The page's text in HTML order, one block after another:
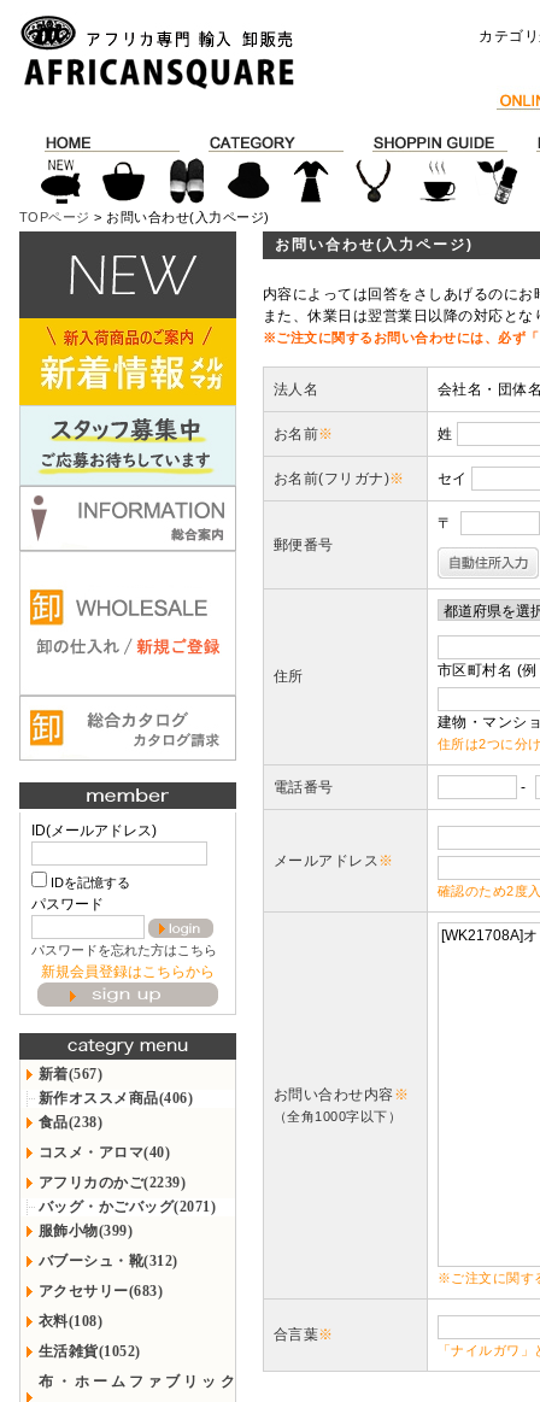
カテゴ
TOPページ > お問い合わせ(入力ページ)
ID(メールアドレス)
IDを記憶する
パスワード
パスワードを忘れた方はこちら
新規会員登録はこちらから
新着(567)
新作オススメ商品(406)
食品(238)
コスメ・アロマ(40)
アフリカのかご(2239)
バッグ・かごバッグ(2071)
服飾小物(399)
バブーシュ・靴(312)
アクセサリー(683)
衣料(108)
生活雑貨(1052)
布・ホームファブリック
お問い合わせ(入力ページ)
内容によっては回答をさしあげるのに
また、休業日は翌営業日以降の対応と
※ご注文に関するお問い合わせには、必ず
法人名 会社名・団体
お名前※ 姓
お名前(フリガナ)※ セイ
郵便番号
〒
住所 市区町村名 (
建物・マンシ
住所は2つに分
電話番号 -
メールアドレス※
確認のため2度
お問い合わせ内容※
（全角1000字以下）
※ご注文に関す
合言葉※
「ナイルガワ